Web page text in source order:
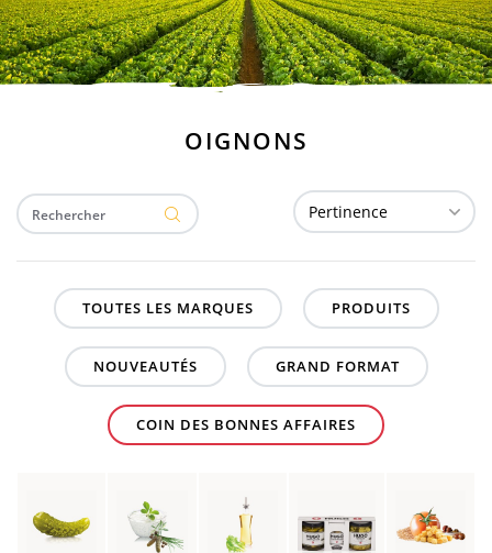
OIGNONS
TOUTES LES MARQUES PRODUITS
NOUVEAUTÉS GRAND FORMAT
COIN DES BONNES AFFAIRES